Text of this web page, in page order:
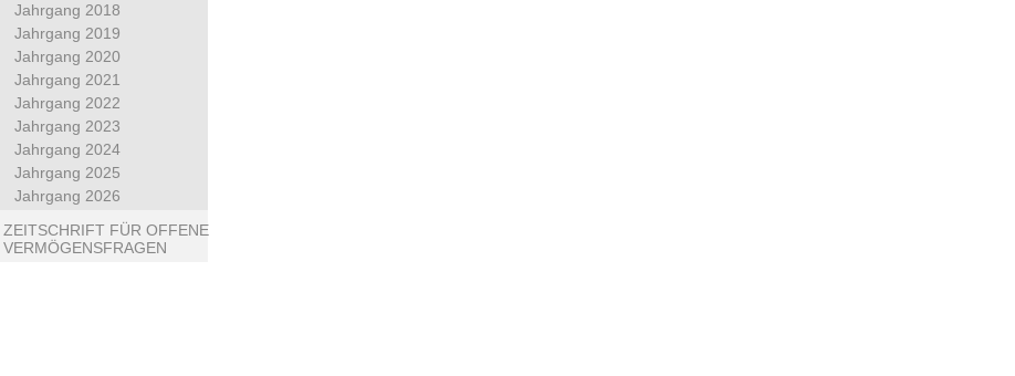
Jahrgang 2018
Jahrgang 2019
Jahrgang 2020
Jahrgang 2021
Jahrgang 2022
Jahrgang 2023
Jahrgang 2024
Jahrgang 2025
Jahrgang 2026
ZEITSCHRIFT FÜR OFFENE
VERMÖGENSFRAGEN